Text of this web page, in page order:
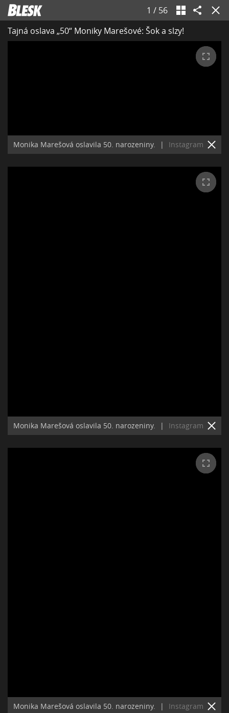
1 / 56
Tajná oslava „50“ Moniky Marešové: Šok a slzy!
Monika Marešová oslavila 50. narozeniny. | Instagram
Monika Marešová oslavila 50. narozeniny. | Instagram
Monika Marešová oslavila 50. narozeniny. | Instagram